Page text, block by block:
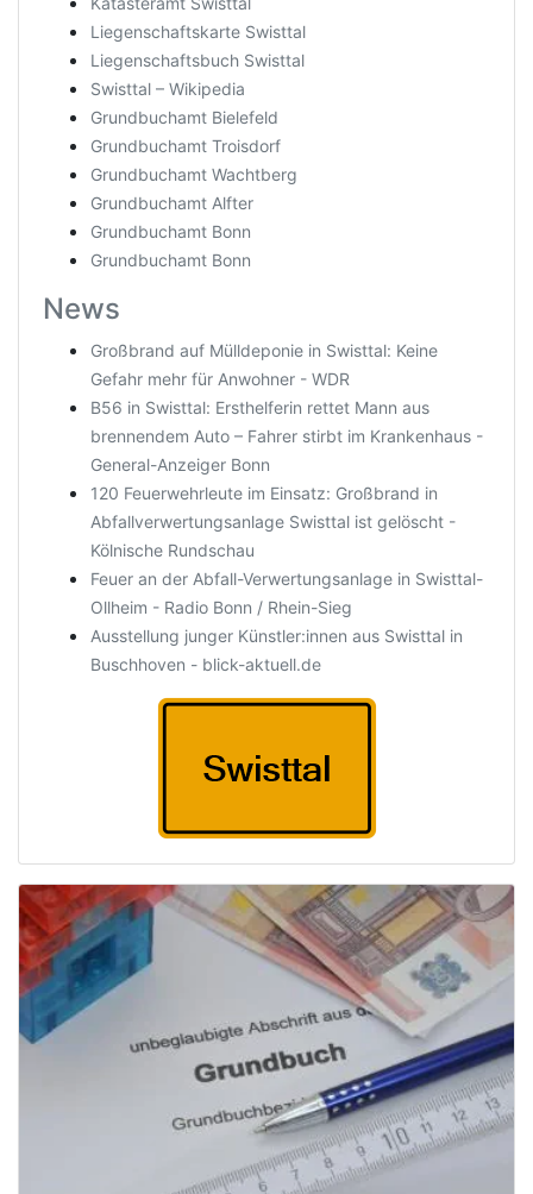
Liegenschaftskarte Swisttal
Liegenschaftsbuch Swisttal
Swisttal – Wikipedia
Grundbuchamt Bielefeld
Grundbuchamt Troisdorf
Grundbuchamt Wachtberg
Grundbuchamt Alfter
Grundbuchamt Bonn
Grundbuchamt Bonn
News
Großbrand auf Mülldeponie in Swisttal: Keine
Gefahr mehr für Anwohner - WDR
B56 in Swisttal: Ersthelferin rettet Mann aus
brennendem Auto – Fahrer stirbt im Krankenhaus -
General-Anzeiger Bonn
120 Feuerwehrleute im Einsatz: Großbrand in
Abfallverwertungsanlage Swisttal ist gelöscht -
Kölnische Rundschau
Feuer an der Abfall-Verwertungsanlage in Swisttal-
Ollheim - Radio Bonn / Rhein-Sieg
Ausstellung junger Künstler:innen aus Swisttal in
Buschhoven - blick-aktuell.de